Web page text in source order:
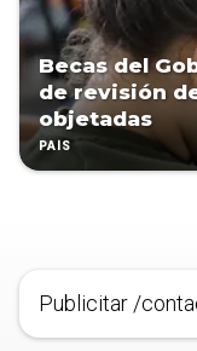
Becas del
de revisión
objetadas
PAÍS
Publicitar /